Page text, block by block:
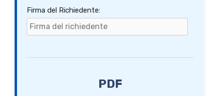
Firma del Richiedente:
PDF